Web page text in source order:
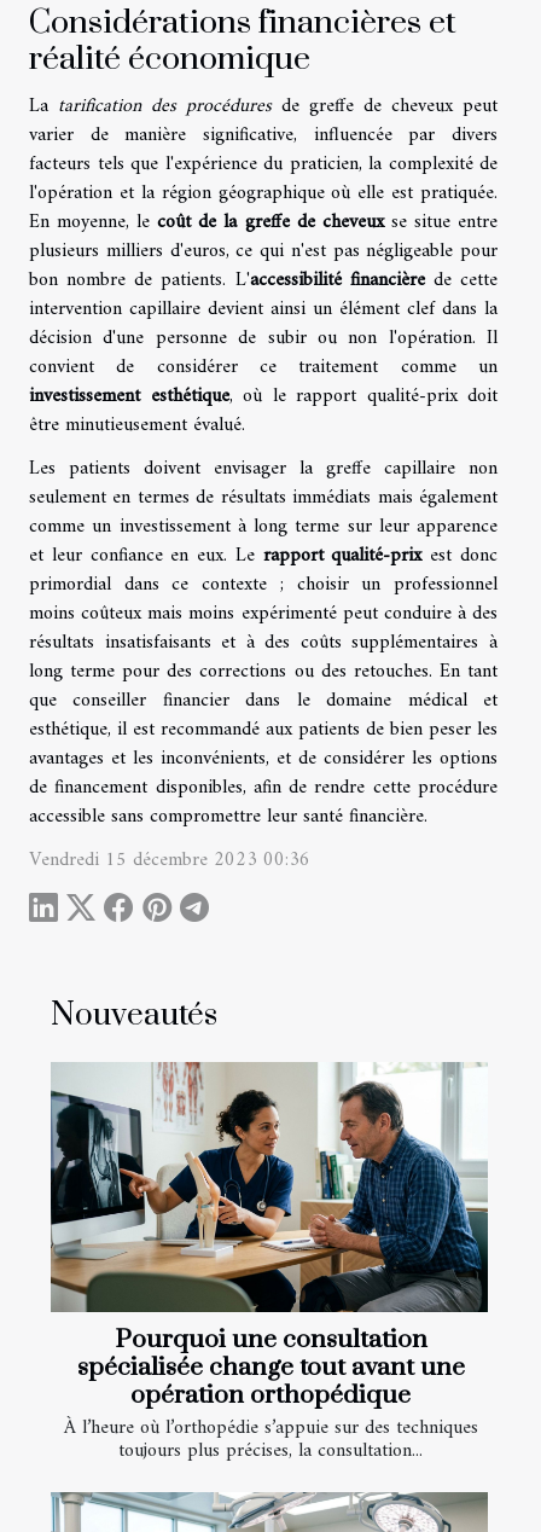
Considérations financières et
réalité économique
La tarification des procéduresde greffe de cheveux peut
varier de manière significative, influencée par divers
facteurs tels que l'expérience du praticien, la complexité de
l'opération et la région géographique où elle est pratiquée.
En moyenne, lecoût de la greffe de cheveuxse situe entre
plusieurs milliers d'euros, ce qui n'est pas négligeable pour
bon nombre de patients. L'accessibilité financièrede cette
intervention capillaire devient ainsi un élément clef dans la
décision d'une personne de subir ou non l'opération. Il
convient de considérer ce traitement comme un
investissement esthétique, où le rapport qualité-prix doit
être minutieusement évalué.
Les patients doivent envisager la greffe capillaire non
seulement en termes de résultats immédiats mais également
comme un investissement à long terme sur leur apparence
et leur confiance en eux. Le rapport qualité-prixest donc
primordial dans ce contexte ; choisir un professionnel
moins coûteux mais moins expérimenté peut conduire à des
résultats insatisfaisants et à des coûts supplémentaires à
long terme pour des corrections ou des retouches. En tant
que conseiller financier dans le domaine médical et
esthétique, il est recommandé aux patients de bien peser les
avantages et les inconvénients, et de considérer les options
de financement disponibles, afin de rendre cette procédure
accessible sans compromettre leur santé financière.
Vendredi 15 décembre 2023 00:36
Nouveautés
Pourquoi une consultation
spécialisée change tout avant une
opération orthopédique
À l’heure où l’orthopédie s’appuie sur des techniques
toujours plus précises, la consultation...